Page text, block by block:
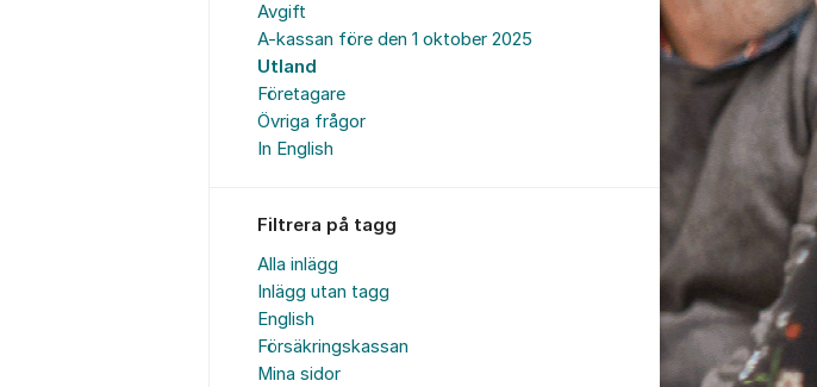
Avgift
A-kassan före den 1 oktober 2025
Utland
Företagare
Övriga frågor
In English
Filtrera på tagg
Alla inlägg
Inlägg utan tagg
English
Försäkringskassan
Mina sidor